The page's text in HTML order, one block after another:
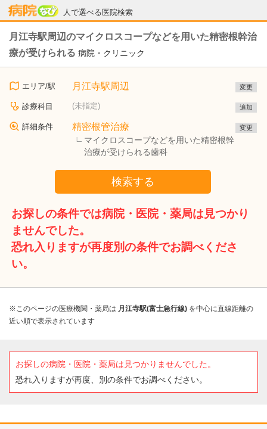
人で選べる医院検索
病院なび
月江寺駅周辺のマイクロスコープなどを用いた精密根幹治
療が受けられる 病院・クリニック
エリア/駅 月江寺駅周辺 変更
診療科目 (未指定) 追加
詳細条件 精密根管治療
マイクロスコープなどを用いた精密根幹
治療が受けられる歯科
変更
検索する
お探しの条件では病院・医院・薬局は見つかり
ませんでした。
恐れ入りますが再度別の条件でお調べくださ
い。
※このページの医療機関・薬局は 月江寺駅(富士急行線) を中心に直線距離の
近い順で表示されています
お探しの病院・医院・薬局は見つかりませんでした。
恐れ入りますが再度、別の条件でお調べください。